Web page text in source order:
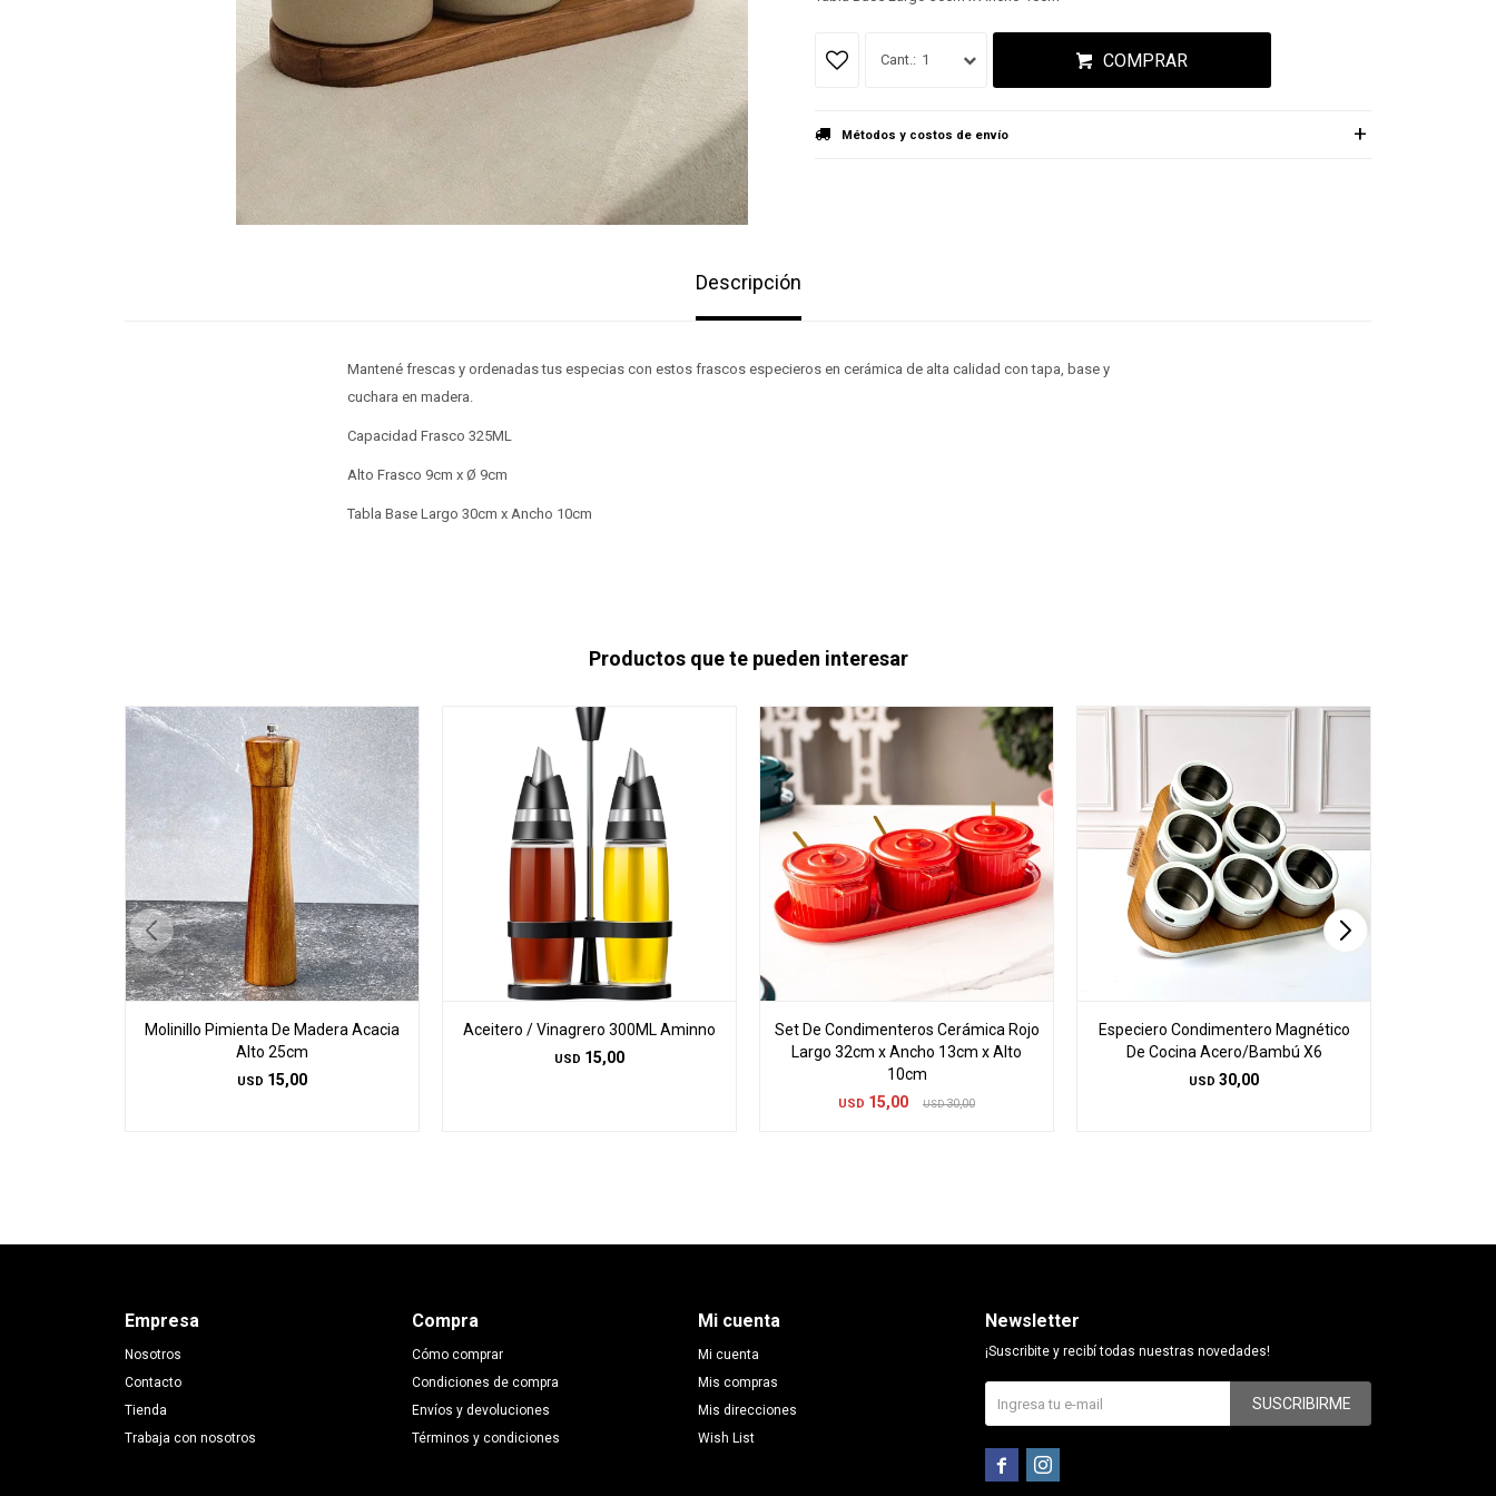
1 COMPRAR
Métodos y costos de envío
Descripción
Mantené frescas y ordenadas tus especias con estos frascos especieros en cerámica de alta calidad con tapa, base y
cuchara en madera.
Capacidad Frasco 325ML
Alto Frasco 9cm x Ø 9cm
Tabla Base Largo 30cm x Ancho 10cm
Productos que te pueden interesar
Molinillo Pimienta De Madera Acacia
Alto 25cm
USD 15,00
Aceitero / Vinagrero 300ML Aminno
USD 15,00
Set De Condimenteros Cerámica Rojo
Largo 32cm x Ancho 13cm x Alto
10cm
USD 15,00 USD 30,00
Especiero Condimentero Magnético
De Cocina Acero/Bambú X6
USD 30,00
Empresa
Nosotros
Contacto
Tienda
Trabaja con nosotros
Compra
Cómo comprar
Condiciones de compra
Envíos y devoluciones
Términos y condiciones
Mi cuenta
Mi cuenta
Mis compras
Mis direcciones
Wish List
Newsletter
¡Suscribite y recibí todas nuestras novedades!
SUSCRIBIRME
 